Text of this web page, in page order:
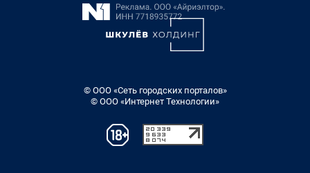
© ООО «Сеть городских порталов»
© ООО «Интернет Технологии»